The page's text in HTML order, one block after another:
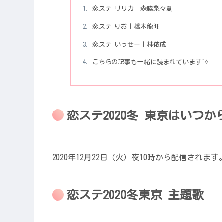
恋ステ リリカ｜森脇梨々夏
恋ステ りお｜橋本龍旺
恋ステ いっせー｜林依成
こちらの記事も一緒に読まれています˚✧₊
恋ステ2020冬 東京はいつか
2020年12月22日（火）夜10時から配信されます
恋ステ2020冬東京 主題歌